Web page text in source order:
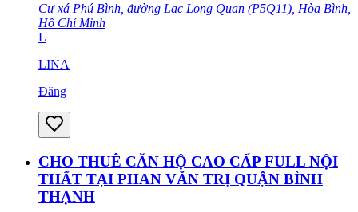
Cư xá Phú Bình, đường Lac Long Quan (P5Q11), Hòa Bình,
Hồ Chí Minh
L
LINA
Đăng
CHO THUÊ CĂN HỘ CAO CẤP FULL NỘI
THẤT TẠI PHAN VĂN TRỊ QUẬN BÌNH
THẠNH